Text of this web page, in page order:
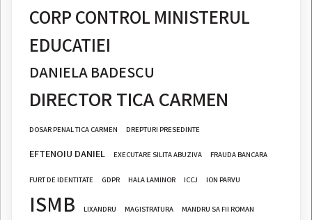
CORP CONTROL MINISTERUL
EDUCATIEI
DANIELA BADESCU
DIRECTOR TICA CARMEN
DOSAR PENAL TICA CARMEN DREPTURI PRESEDINTE
EFTENOIU DANIEL EXECUTARE SILITA ABUZIVA FRAUDA BANCARA
FURT DE IDENTITATE GDPR HALA LAMINOR ICCJ ION PARVU
ISMB LIXANDRU MAGISTRATURA MANDRU SA FII ROMAN